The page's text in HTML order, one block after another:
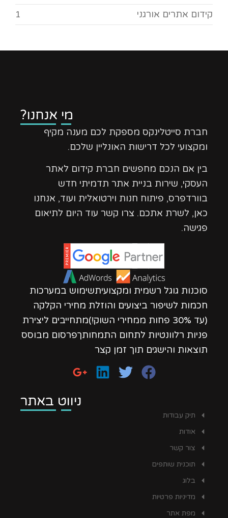
קידום אתרים אורגני
1
מי אנחנו?
חברת סייטלינקס מספקת לכם מענה מקיף
ומקצועי לכל דרישות האונליין שלכם.
בין אם הנכם מחפשים חברת קידום לאתר
העסקי, שירות בניית אתר תדמיתי חדש
בוורדפרס, פיתוח חנות וירטואלית ועוד, אנחנו
כאן, לשרת אתכם. צרו קשר עוד היום לתיאום
פגישה.
סוכנות גוגל רשמית ומקצועיתשימוש במערכות
חכמות לשיפור ביצועים והוזלת מחירי הקלקה
(עד 30% פחות ממחירי השוק!)מתחייבים ליצירת
פניות רלוונטיות לתחום התמחותךפרסום מבוסס
תוצאות והישגים תוך זמן קצר
ניווט באתר
תיק עבודות
אודות
צור קשר
תוכנית שותפים
בלוג
מדיניות פרטיות
מפת אתר